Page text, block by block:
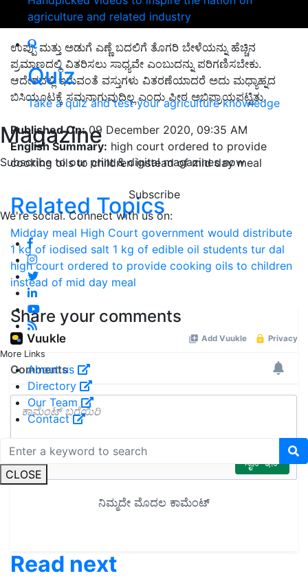
agriculture and related industry
Quiz
Take a quiz and test your agriculture knowledge
Magazine
Subscribe to our print & digital magazines now
Subscribe
We're social. Connect with us on:
More Links
About us
Directory
Our Team
Contact
CLOSE
ಉಪ್ಪು ಮತ್ತು ಅಡುಗೆ ಎಣ್ಣೆ ಬದಲಿಗೆ ತೊಗರಿ ಬೇಳೆಯನ್ನು ಹೆಚ್ಚಿನ
ಪ್ರಮಾಣದಲ್ಲಿ ವಿತರಿಸಲು ಸಾಧ್ಯವೇ ಎಂಬುದನ್ನು ಪರಿಗಣಿಸಬೇಕು.
ಆದೇಶದಲ್ಲಿ ಇರುವಂತೆ ವಸ್ತುಗಳು ವಿತರಣೆಯಾದರೆ ಅದು ಮಧ್ಯಾ‌ಹ್ನದ
ಬಿಸಿಯೂಟಕ್ಕೆ ಸಮನಾಗುವುದಿಲ್ಲ ಎಂದು ಪೀಠ ಅಭಿಪ್ರಾಯಪಟ್ಟಿತು.
Published On:09 December 2020, 09:35 AM
English Summary: high court ordered to provide
cooking oils to children instead of mid day meal
Related Topics
Midday meal High Court government would distribute
1 kg of iodised salt 1 kg of edible oil students tur dal
high court ordered to provide cooking oils to children
instead of mid day meal
Share your comments
Read next